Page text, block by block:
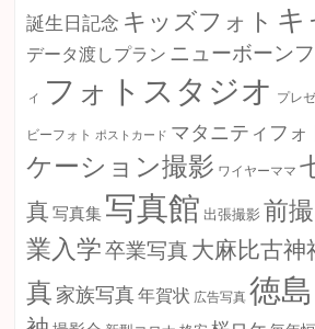
誕生日記念 キッズフォト キ
データ渡しプラン ニューボーン
ィ フォトスタジオ プレ
ビーフォト ポストカード マタニティフォ
ケーション撮影 ワイヤーママ
真 写真集 写真館 出張撮影 前撮
業入学 卒業写真大麻比古神
真 家族写真年賀状 広告写真 徳島